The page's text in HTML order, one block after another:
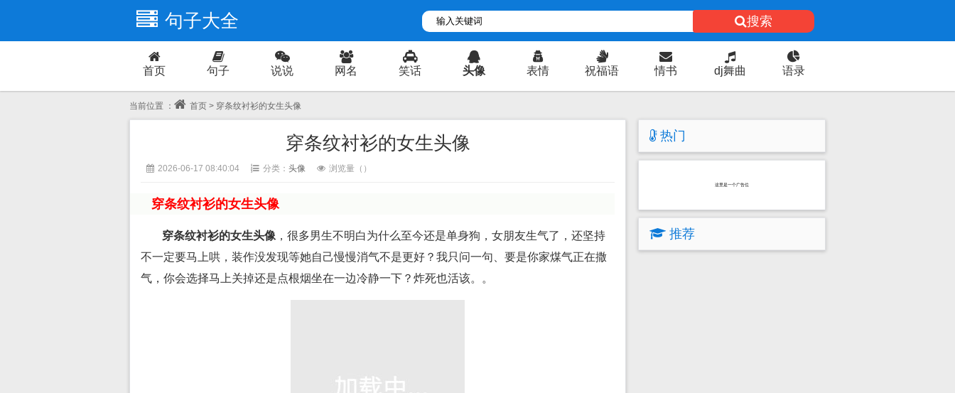
句子大全 搜索
首页 句子 说说 网名 笑话 头像 表情 祝福语 情书 dj舞曲 语录
爱情
当前位置 ： 首页 > 穿条纹衬衫的女生头像
穿条纹衬衫的女生头像
2026-06-17 08:40:04 分类： 头像 浏览量（ ）
穿条纹衬衫的女生头像
穿条纹衬衫的女生头像 ，很多男生不明白为什么至今还是单身狗，女朋友生气了，还坚持
不一定要马上哄，装作没发现等她自己慢慢消气不是更好？我只问一句、要是你家煤气正在撒
气，你会选择马上关掉还是点根烟坐在一边冷静一下？炸死也活该。。
热门
这里是一个广告位
推荐